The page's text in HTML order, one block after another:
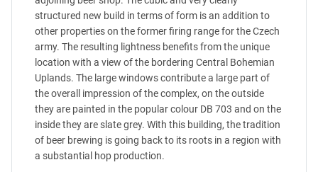
structured new build in terms of form is an addition to
other properties on the former firing range for the Czech
army. The resulting lightness benefits from the unique
location with a view of the bordering Central Bohemian
Uplands. The large windows contribute a large part of
the overall impression of the complex, on the outside
they are painted in the popular colour DB 703 and on the
inside they are slate grey. With this building, the tradition
of beer brewing is going back to its roots in a region with
a substantial hop production.